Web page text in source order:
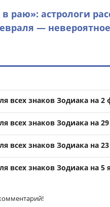
в раю»: астрологи
—
всех знаков Зодиака на 2
всех знаков Зодиака на 29
всех знаков Зодиака на 23
всех знаков Зодиака на 5